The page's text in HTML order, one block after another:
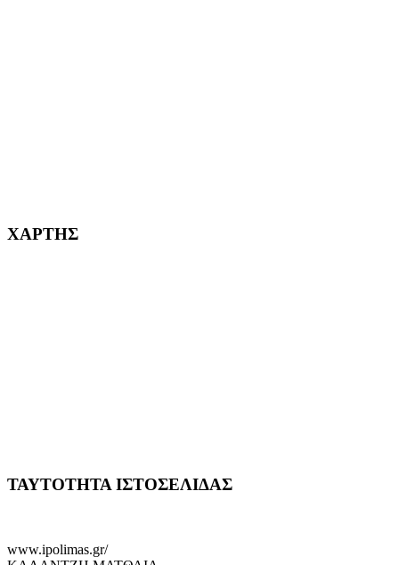
ΧΑΡΤΗΣ
ΤΑΥΤΟΤΗΤΑ ΙΣΤΟΣΕΛΙΔΑΣ
www.ipolimas.gr/